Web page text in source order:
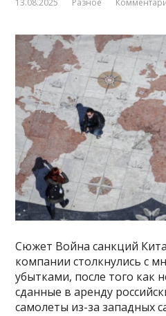
13.08.2025 Разное
Сюжет Война санкций
компании столкнулись с
убытками, после того как
сданные в аренду
самолеты из-за западных